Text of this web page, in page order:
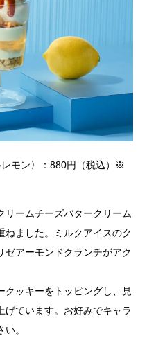
モン〉：880円（税込）※
リームチーズバタークリーム
ねました。ミルクアイスのク
ゼアーモンドクランチがアク
クッキーをトッピングし、見
げています。お好みでキャラ
。